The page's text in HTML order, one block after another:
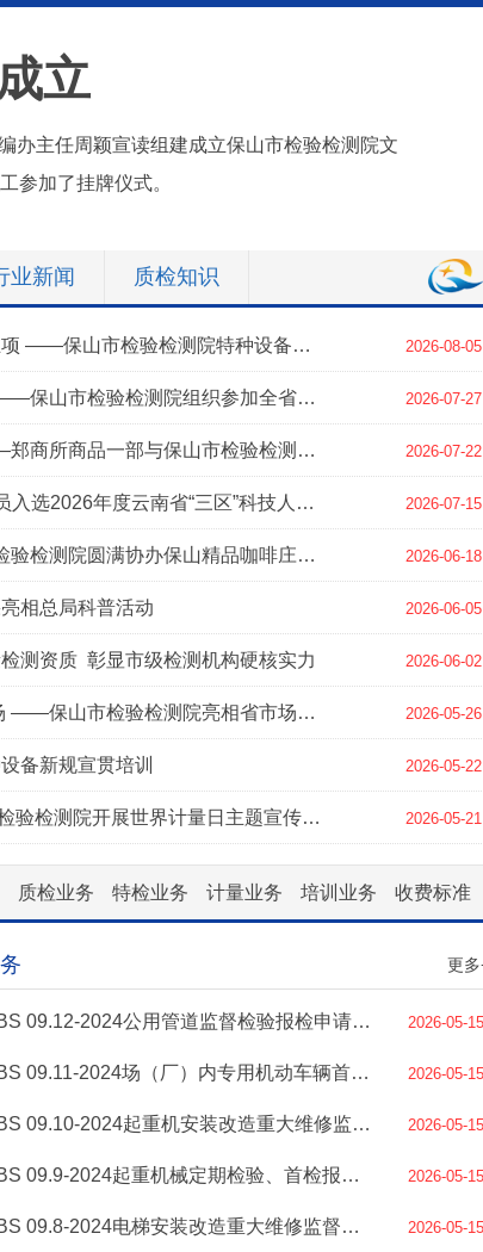
立
办主任周颖宣读组建成立保山市检验检测院文
参加了挂牌仪式。
车司机培训
业新闻 质检知识
一项课题顺利结项，一项课题成功立项 ——保山市检验检测院特种设备科研领域连传捷报 2026-08-05
以训促学强技能 严守食品安全底线 ——保山市检验检测院组织参加全省食品抽检业务线上培训 2026-07-27
主题党日促融合 结对赋能促发展 ——郑商所商品一部与保山市检验检测院联合开展主题党日活动 2026-07-22
喜报！保山市检验检测院4名技术人员入选2026年度云南省“三区”科技人才支持计划 2026-07-15
强化技术支撑 擦亮咖啡名片——市检验检测院圆满协办保山精品咖啡庄园生豆赛 2026-06-18
相总局科普活动 2026-06-05
测资质 彰显市级检测机构硬核实力 2026-06-02
科技赋能咖业发展 标准点亮科普现场 ——保山市检验检测院亮相省市场监管科技活动周 2026-05-26
备新规宣贯培训 2026-05-22
计量筑信任 精准惠民生 ——保山市检验检测院开展世界计量日主题宣传活动 2026-05-21
收费标准
培训业务
计量业务
特检业务
质检业务
更
BSTJCXBS 09.12-2024公用管道监督检验报检申请表和资料审查单 2026-05-
BSTJCXBS 09.11-2024场（厂）内专用机动车辆首次、定期检验服务指南及报检申请单 2026-05-
BSTJCXBS 09.10-2024起重机安装改造重大维修监督检验服务指南、报检申请单及资料审查单 2026-05-
BSTJCXBS 09.9-2024起重机械定期检验、首检报检服务指南、报检申请单及资料审查单 2026-05-
BSTJCXBS 09.8-2024电梯安装改造重大维修监督检验服务指南、报检申请单及资料审查单 2026-05-